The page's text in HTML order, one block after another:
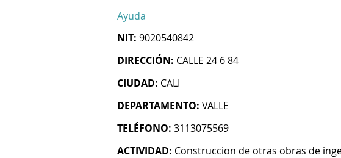
Ayuda
NIT: 9020540842
DIRECCIÓN: CALLE 24 6 84
CIUDAD: CALI
DEPARTAMENTO: VALLE
TELÉFONO: 3113075569
ACTIVIDAD: Construccion de otras obras de